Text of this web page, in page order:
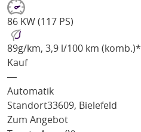
86 KW (117 PS)
89g/km, 3,9 l/100 km (komb.)*
Kauf
―
Automatik
Standort33609, Bielefeld
Zum Angebot